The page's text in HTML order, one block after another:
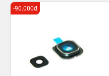
-90.000đ